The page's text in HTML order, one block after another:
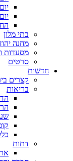
בתי מלון
מחנה
מסעדות
סרטים
חדשות
קצרים
בריאות
דתות